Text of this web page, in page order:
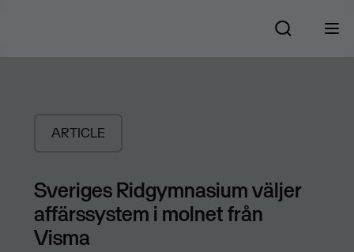
ARTICLE
Sveriges Ridgymnasium väljer
affärssystem i molnet från
Visma